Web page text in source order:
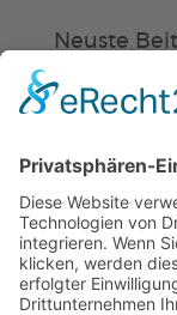
Neuste
Verein